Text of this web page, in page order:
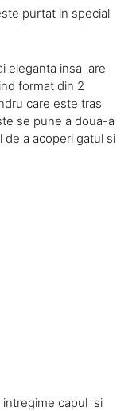
purtat in special
eleganta insa are
format din 2
care este tras
se pune a doua-a
de a acoperi gatul si
intregime capul si